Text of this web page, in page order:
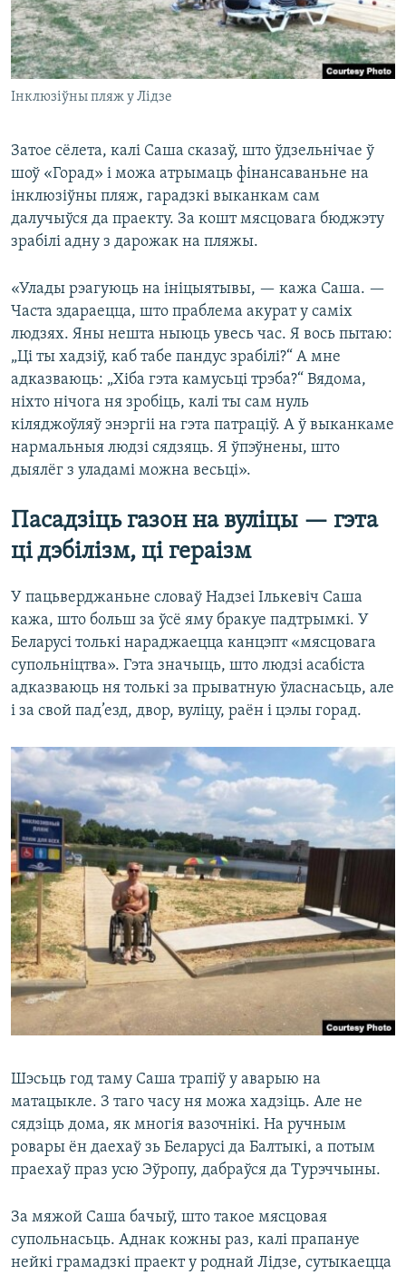
Інклюзіўны пляж у Лідзе
Затое сёлета, калі Саша сказаў, што ўдзельнічае ў
шоў «Горад» і можа атрымаць фінансаваньне на
інклюзіўны пляж, гарадзкі выканкам сам
далучыўся да праекту. За кошт мясцовага бюджэту
зрабілі адну з дарожак на пляжы.
«Улады рэагуюць на ініцыятывы, — кажа Саша. —
Часта здараецца, што праблема акурат у саміх
людзях. Яны нешта ныюць увесь час. Я вось пытаю:
„Ці ты хадзіў, каб табе пандус зрабілі?“ А мне
адказваюць: „Хіба гэта камусьці трэба?“ Вядома,
ніхто нічога ня зробіць, калі ты сам нуль
кіляджоўляў энэргіі на гэта патраціў. А ў выканкаме
нармальныя людзі сядзяць. Я ўпэўнены, што
дыялёг з уладамі можна весьці».
Пасадзіць газон на вуліцы — гэта
ці дэбілізм, ці гераізм
У пацьверджаньне словаў Надзеі Ількевіч Саша
кажа, што больш за ўсё яму бракуе падтрымкі. У
Беларусі толькі нараджаецца канцэпт «мясцовага
супольніцтва». Гэта значыць, што людзі асабіста
адказваюць ня толькі за прыватную ўласнасьць, але
і за свой пад’езд, двор, вуліцу, раён і цэлы горад.
Шэсьць год таму Саша трапіў у аварыю на
матацыкле. З таго часу ня можа хадзіць. Але не
сядзіць дома, як многія вазочнікі. На ручным
ровары ён даехаў зь Беларусі да Балтыкі, а потым
праехаў праз усю Эўропу, дабраўся да Турэччыны.
За мяжой Саша бачыў, што такое мясцовая
супольнасьць. Аднак кожны раз, калі прапануе
нейкі грамадзкі праект у роднай Лідзе, сутыкаецца